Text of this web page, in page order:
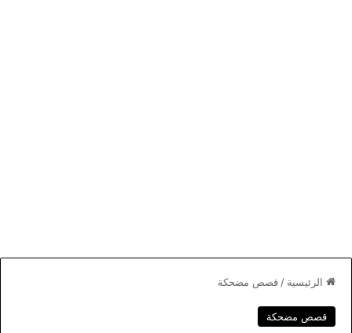
الرئيسية / قصص مضحكة
قصص مضحكة